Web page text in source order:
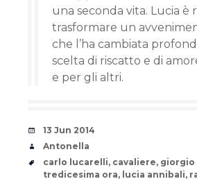
una seconda vita. Lucia è
trasformare un
che l’ha cambiata
scelta di riscatto e di
e per gli altri.
Date
13 Jun 2014
Author
Antonella
Tags
carlo lucarelli, cavaliere, giorgio
tredicesima ora, lucia annibali,